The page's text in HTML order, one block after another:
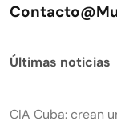
Últimas noticias
CIA Cuba: crean